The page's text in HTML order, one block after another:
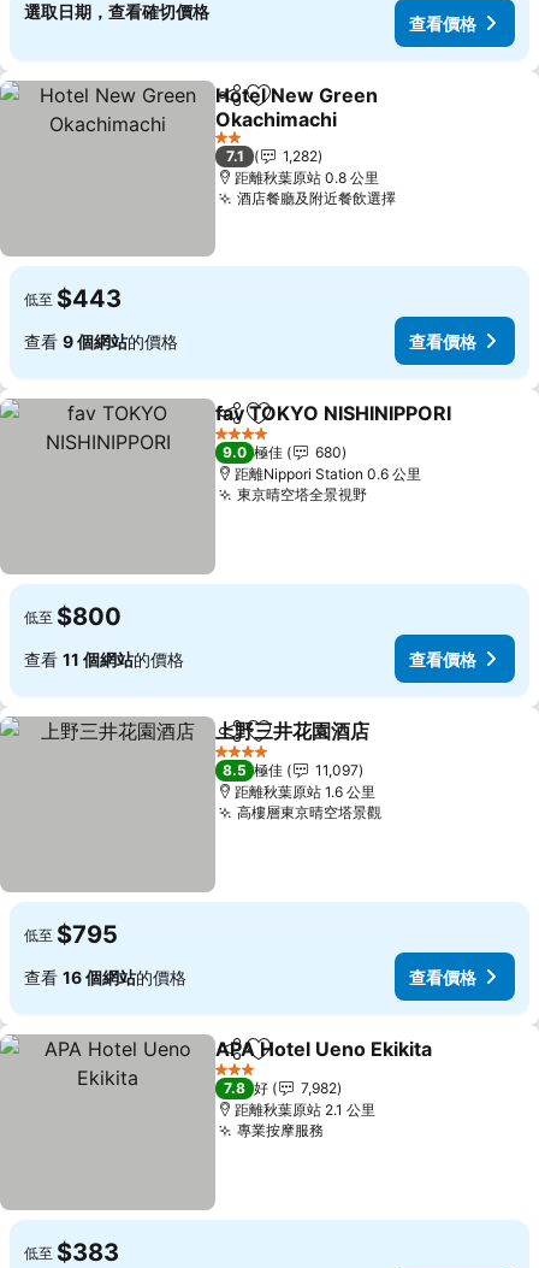
選取日期，查看確切價格
查看價格
分享 放到收藏夾
Hotel New Green
Okachimachi
2 星級
7.1
1,282
距離秋葉原站 0.8 公里
酒店餐廳及附近餐飲選擇
低至 $443
查看 9 個網站的價格 查看價格
分享 放到收藏夾
fav TOKYO NISHINIPPORI
4 星級
9.0 極佳
680
距離Nippori Station 0.6 公里
東京晴空塔全景視野
低至 $800
查看 11 個網站的價格 查看價格
分享 放到收藏夾
上野三井花園酒店
4 星級
8.5 極佳
11,097
距離秋葉原站 1.6 公里
高樓層東京晴空塔景觀
低至 $795
查看 16 個網站的價格 查看價格
分享 放到收藏夾
APA Hotel Ueno Ekikita
3 星級
7.8 好
7,982
距離秋葉原站 2.1 公里
專業按摩服務
低至 $383